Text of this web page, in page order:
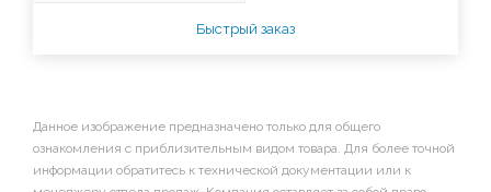
Быстрый заказ
Данное изображение предназначено только для общего
ознакомления с приблизительным видом товара. Для более точной
информации обратитесь к технической документации или к